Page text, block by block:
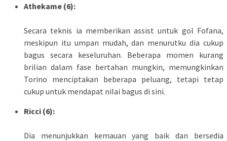
Athekame (6):
Secara teknis ia memberikan assist untuk gol Fofana,
meskipun itu umpan mudah, dan menurutku dia cukup
bagus secara keseluruhan. Beberapa momen kurang
brilian dalam fase bertahan mungkin, memungkinkan
Torino menciptakan beberapa peluang, tetapi tetap
cukup untuk mendapat nilai bagus di sini.
Ricci (6):
Dia menunjukkan kemauan yang baik dan bersedia